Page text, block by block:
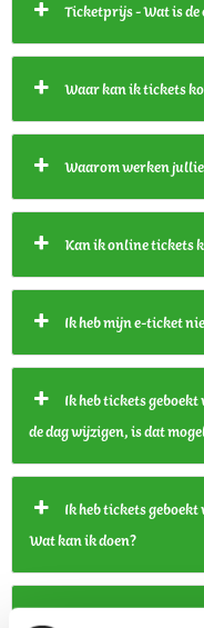
Ticketprijs - Wat is
Waar kan ik tickets
Waarom werken
Kan ik online tickets
Ik heb mijn e-ticket
Ik heb tickets
de dag wijzigen, is dat
Ik heb tickets
Wat kan ik doen?